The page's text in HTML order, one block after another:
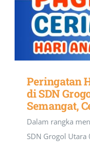
Peringatan
di SDN
Semangat,
Dalam rangka
SDN Grogol